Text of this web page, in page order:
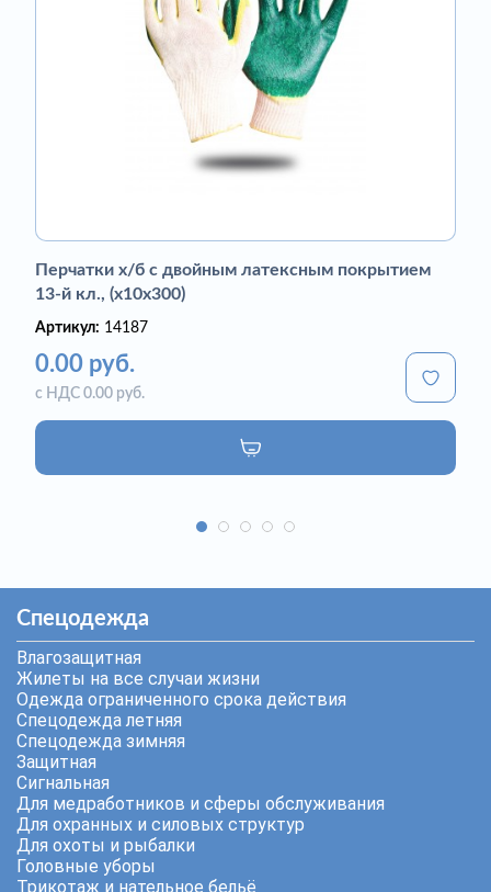
Перчатки х/б с двойным латексным покрытием
13-й кл., (х10х300)
Артикул: 14187
0.00 руб.
с НДС 0.00 руб.
Спецодежда
Влагозащитная
Жилеты на все случаи жизни
Одежда ограниченного срока действия
Спецодежда летняя
Спецодежда зимняя
Защитная
Сигнальная
Для медработников и сферы обслуживания
Для охранных и силовых структур
Для охоты и рыбалки
Головные уборы
Трикотаж и нательное бельё